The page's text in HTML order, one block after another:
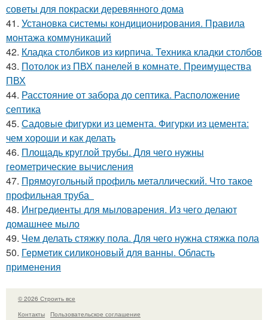
советы для покраски деревянного дома
41. Установка системы кондиционирования. Правила
монтажа коммуникаций
42. Кладка столбиков из кирпича. Техника кладки столбов
43. Потолок из ПВХ панелей в комнате. Преимущества
ПВХ
44. Расстояние от забора до септика. Расположение
септика
45. Садовые фигурки из цемента. Фигурки из цемента:
чем хороши и как делать
46. Площадь круглой трубы. Для чего нужны
геометрические вычисления
47. Прямоугольный профиль металлический. Что такое
профильная труба
48. Ингредиенты для мыловарения. Из чего делают
домашнее мыло
49. Чем делать стяжку пола. Для чего нужна стяжка пола
50. Герметик силиконовый для ванны. Область
применения
© 2026 Строить все
Контакты
Пользовательское соглашение